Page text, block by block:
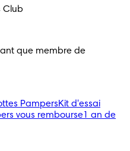
Club
que membre de
PampersKit d'essai
vous rembourse1 an de